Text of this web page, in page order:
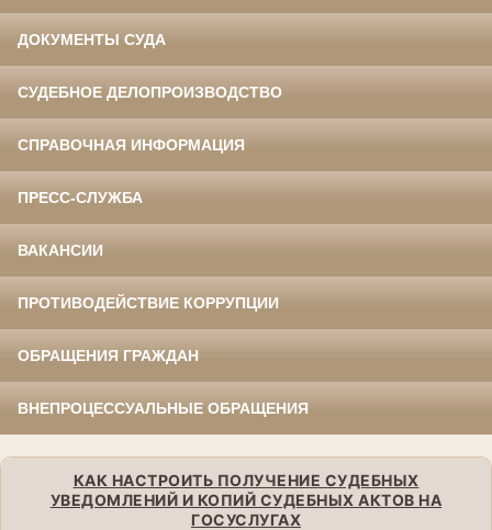
ДОКУМЕНТЫ СУДА
СУДЕБНОЕ ДЕЛОПРОИЗВОДСТВО
СПРАВОЧНАЯ ИНФОРМАЦИЯ
ПРЕСС-СЛУЖБА
ВАКАНСИИ
ПРОТИВОДЕЙСТВИЕ КОРРУПЦИИ
ОБРАЩЕНИЯ ГРАЖДАН
ВНЕПРОЦЕССУАЛЬНЫЕ ОБРАЩЕНИЯ
КАК НАСТРОИТЬ ПОЛУЧЕНИЕ СУДЕБНЫХ
УВЕДОМЛЕНИЙ И КОПИЙ СУДЕБНЫХ АКТОВ НА
ГОСУСЛУГАХ